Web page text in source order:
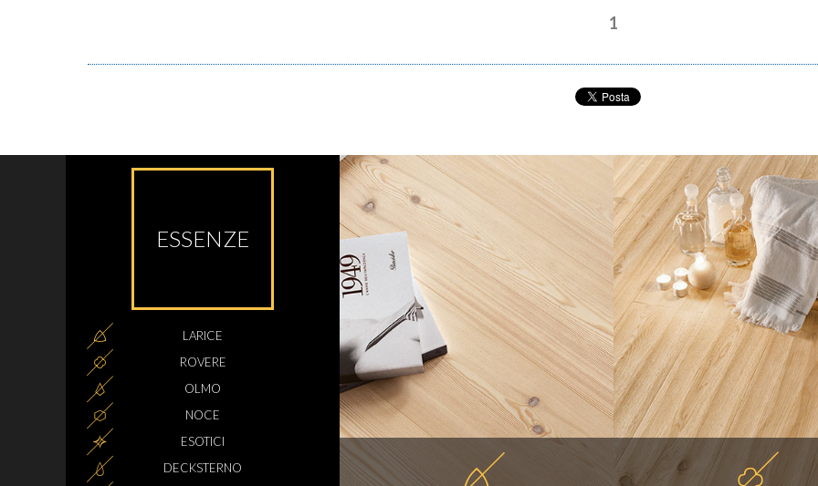
1
ESSENZE
LARICE
ROVERE
OLMO
NOCE
ESOTICI
DECKSTERNO